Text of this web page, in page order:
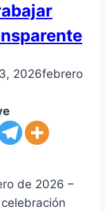
2026febrero
de 2026 –